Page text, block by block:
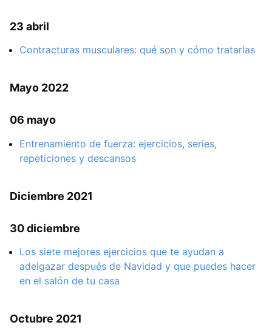
23 abril
Contracturas musculares: qué son y cómo tratarlas
Mayo 2022
06 mayo
Entrenamiento de fuerza: ejercicios, series,
repeticiones y descansos
Diciembre 2021
30 diciembre
Los siete mejores ejercicios que te ayudan a
adelgazar después de Navidad y que puedes hacer
en el salón de tu casa
Octubre 2021